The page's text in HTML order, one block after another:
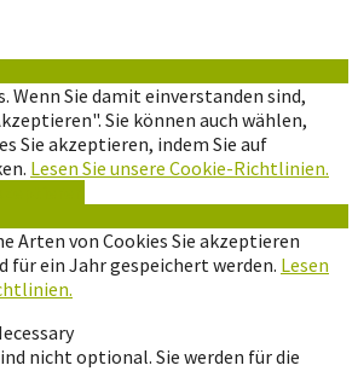
Wenn Sie damit einverstanden sind,
Sie können auch wählen,
Sie akzeptieren, indem Sie auf
Lesen Sie unsere Cookie-Richtlinien.
Arten von Cookies Sie akzeptieren
für ein Jahr gespeichert werden. Lesen
nicht optional. Sie werden für die